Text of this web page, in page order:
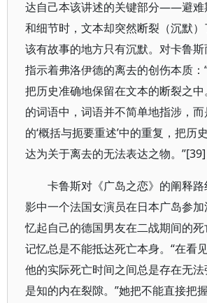
达自己本该讲述的关键部分——避难
和细节时，文本却突然断裂（沉默
该有故事的地方只有沉默。对卡鲁
指示着弗洛伊德的离去的创伤本质：
把历史准确地保留在文本的断裂之
的词语中，词语并不简单地指涉，
的‘概括与扼要重述’中的重复，把历
达为关于离去的无法表达之物。”[39]
卡鲁斯对《广岛之恋》的阐释
影中一个法国女演员在日本广岛参
忆起自己的德国男友在二战期间的
记忆总是不能抵达死亡本身。“在看
他的实际死亡时间之间总是存在无
是知的内在裂隙。”她把不能直接把